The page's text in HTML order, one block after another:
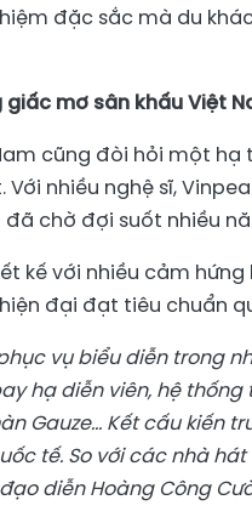
đặc sắc mà du
mơ sân khấu Việt
cũng đòi hỏi một
nhiều nghệ sĩ,
chờ đợi suốt nhiều
kế với nhiều cảm
đại đạt tiêu chuẩn
vụ biểu diễn trong
hạ diễn viên, hệ
Gauze... Kết cấu kiến
tế. So với các nhà
đạo diễn Hoàng Công